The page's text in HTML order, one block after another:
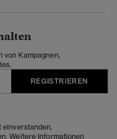
von Kampagnen,
REGISTRIEREN
Weitere Informationen